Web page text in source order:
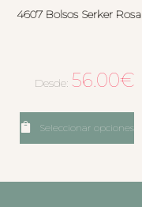
4607 Bolsos Serker Rosa
Desde: 56.00€
Seleccionar opciones